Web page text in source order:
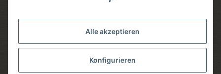
Alle akzeptieren
Konfigurieren
Versandmethoden